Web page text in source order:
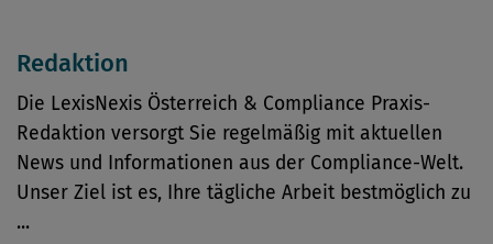
Redaktion
Die LexisNexis Österreich & Compliance Praxis-
Redaktion versorgt Sie regelmäßig mit aktuellen
News und Informationen aus der Compliance-Welt.
Unser Ziel ist es, Ihre tägliche Arbeit bestmöglich zu
...